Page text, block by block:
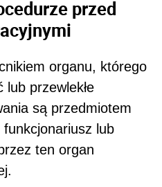
przed
organu, którego
lub przewlekłe
są przedmiotem
lub
ten organ